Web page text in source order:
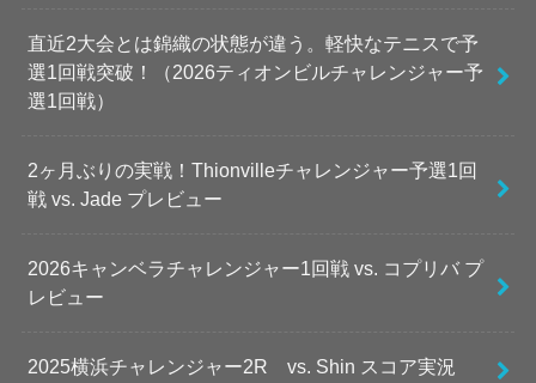
直近2大会とは錦織の状態が違う。軽快なテニスで予
選1回戦突破！（2026ティオンビルチャレンジャー予
選1回戦）
2ヶ月ぶりの実戦！Thionvilleチャレンジャー予選1回
戦 vs. Jade プレビュー
2026キャンベラチャレンジャー1回戦 vs. コプリバ プ
レビュー
2025横浜チャレンジャー2R vs. Shin スコア実況